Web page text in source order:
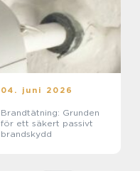
04. juni 2026
Brandtätning: Grunden
för ett säkert passivt
brandskydd